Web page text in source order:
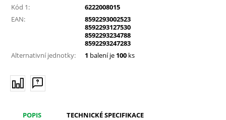
Kód 1:
6222008015
EAN:
8592293002523
8592293127530
8592293234788
8592293247283
Alternativní jednotky:
1 balení je 100 ks
POPIS TECHNICKÉ SPECIFIKACE